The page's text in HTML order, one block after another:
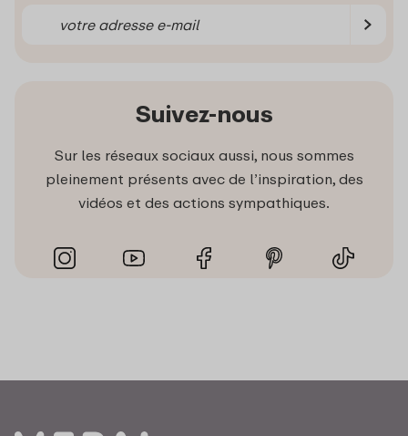
Suivez-nous
Sur les réseaux sociaux aussi, nous sommes
pleinement présents avec de l’inspiration, des
vidéos et des actions sympathiques.